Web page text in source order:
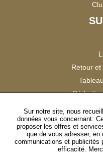
Retour
Sur notre site, nous
données vous concernant.
proposer les offres et
que de vous adresser,
communications et publicités
efficacité.